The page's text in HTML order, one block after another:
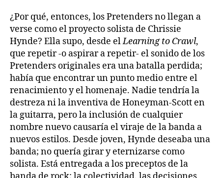
¿Por qué, entonces, los Pretenders no llegan a
verse como el proyecto solista de Chrissie
Hynde? Ella supo, desde elLearning to Crawl,
que repetir -o aspirar a repetir- el sonido de los
Pretenders originales era una batalla perdida;
había que encontrar un punto medio entre el
renacimiento y el homenaje. Nadie tendría la
destreza ni la inventiva de Honeyman-Scott en
la guitarra, pero la inclusión de cualquier
nombre nuevo causaría el viraje de la banda a
nuevos estilos. Desde joven, Hynde deseaba una
banda; no quería girar y eternizarse como
solista. Está entregada a los preceptos de la